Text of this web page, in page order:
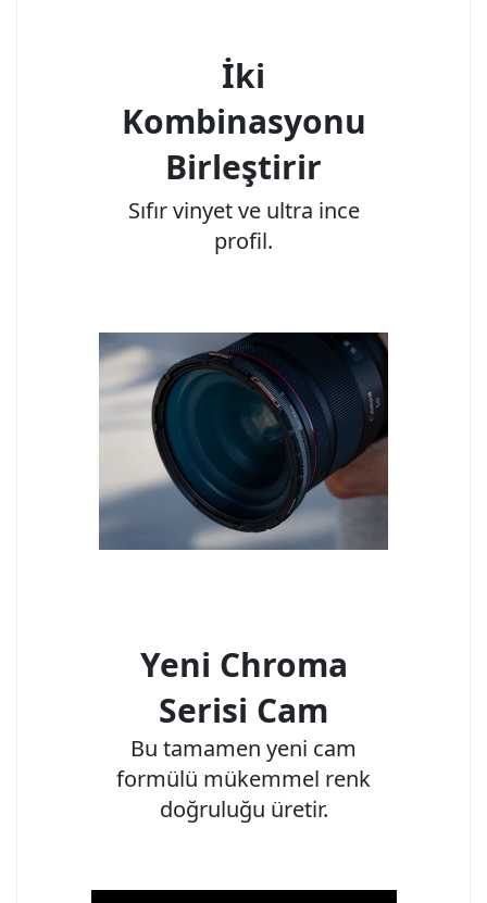
İki
Kombinasyonu
Birleştirir
Sıfır vinyet ve ultra ince
profil.
Yeni Chroma
Serisi Cam
Bu tamamen yeni cam
formülü mükemmel renk
doğruluğu üretir.